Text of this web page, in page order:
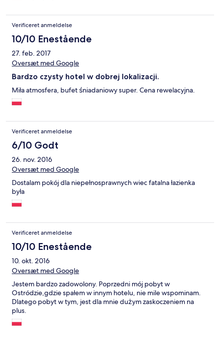
Verificeret anmeldelse
10/10 Enestående
27. feb. 2017
Oversæt med Google
Bardzo czysty hotel w dobrej lokalizacji.
Miła atmosfera, bufet śniadaniowy super. Cena rewelacyjna.
Verificeret anmeldelse
6/10 Godt
26. nov. 2016
Oversæt med Google
Dostalam pokój dla niepełnosprawnych wiec fatalna łazienka
była
Verificeret anmeldelse
10/10 Enestående
10. okt. 2016
Oversæt med Google
Jestem bardzo zadowolony. Poprzedni mój pobyt w
Ostródzie,gdzie spałem w innym hotelu, nie mile wspominam.
Dlatego pobyt w tym, jest dla mnie dużym zaskoczeniem na
plus.